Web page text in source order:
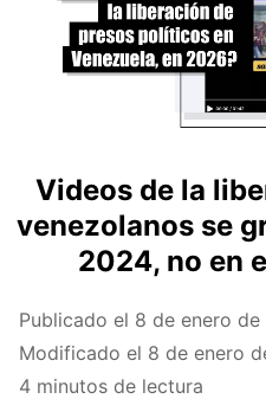
Videos de la
venezolanos se
2024, no en
Publicado el 8 de enero
Modificado el 8 de enero
4 minutos de lectura